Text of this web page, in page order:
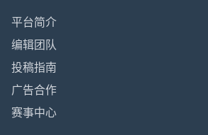
平台简介
编辑团队
投稿指南
广告合作
赛事中心